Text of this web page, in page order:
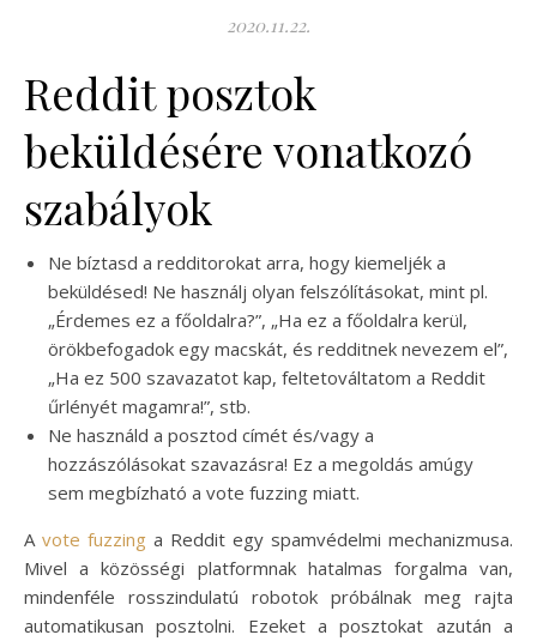
2020.11.22.
Reddit posztok
beküldésére vonatkozó
szabályok
Ne bíztasd a redditorokat arra, hogy kiemeljék a
beküldésed! Ne használj olyan felszólításokat, mint pl.
„Érdemes ez a főoldalra?”, „Ha ez a főoldalra kerül,
örökbefogadok egy macskát, és redditnek nevezem el”,
„Ha ez 500 szavazatot kap, feltetováltatom a Reddit
űrlényét magamra!”, stb.
Ne használd a posztod címét és/vagy a
hozzászólásokat szavazásra! Ez a megoldás amúgy
sem megbízható a vote fuzzing miatt.
A vote fuzzing a Reddit egy spamvédelmi mechanizmusa.
Mivel a közösségi platformnak hatalmas forgalma van,
mindenféle rosszindulatú robotok próbálnak meg rajta
automatikusan posztolni. Ezeket a posztokat azután a